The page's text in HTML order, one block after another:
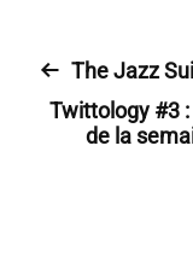
The Jazz
Twittology #3
de la